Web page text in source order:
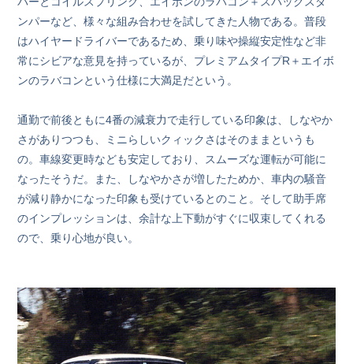
ンパーなど、様々な組み合わせを試してきた人物である。普段
はハイヤードライバーであるため、乗り味や操縦安定性など非
常にシビアな意見を持っているが、プレミアムタイプR＋エイボ
ンのラバコンという仕様に大満足だという。
通勤で前後ともに4番の減衰力で走行している印象は、しなやか
さがありつつも、ミニらしいクィックさはそのままというも
の。車線変更時なども安定しており、スムーズな運転が可能に
なったそうだ。また、しなやかさが増したためか、車内の騒音
が減り静かになった印象も受けているとのこと。そして助手席
のインプレッションは、余計な上下動がすぐに収束してくれる
ので、乗り心地が良い。